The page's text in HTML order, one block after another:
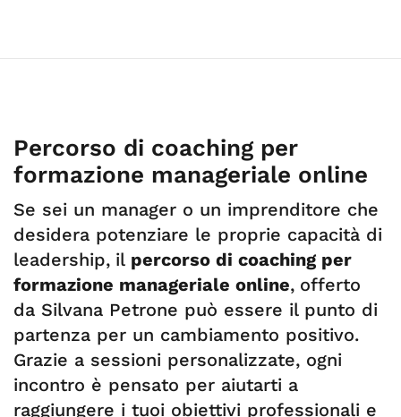
Percorso di coaching per
formazione manageriale online
Se sei un manager o un imprenditore che
desidera potenziare le proprie capacità di
leadership, il percorso di coaching per
formazione manageriale online, offerto
da Silvana Petrone può essere il punto di
partenza per un cambiamento positivo.
Grazie a sessioni personalizzate, ogni
incontro è pensato per aiutarti a
raggiungere i tuoi obiettivi professionali e